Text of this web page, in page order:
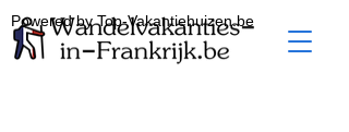
Powered by Top-Vakantiehuizen.be